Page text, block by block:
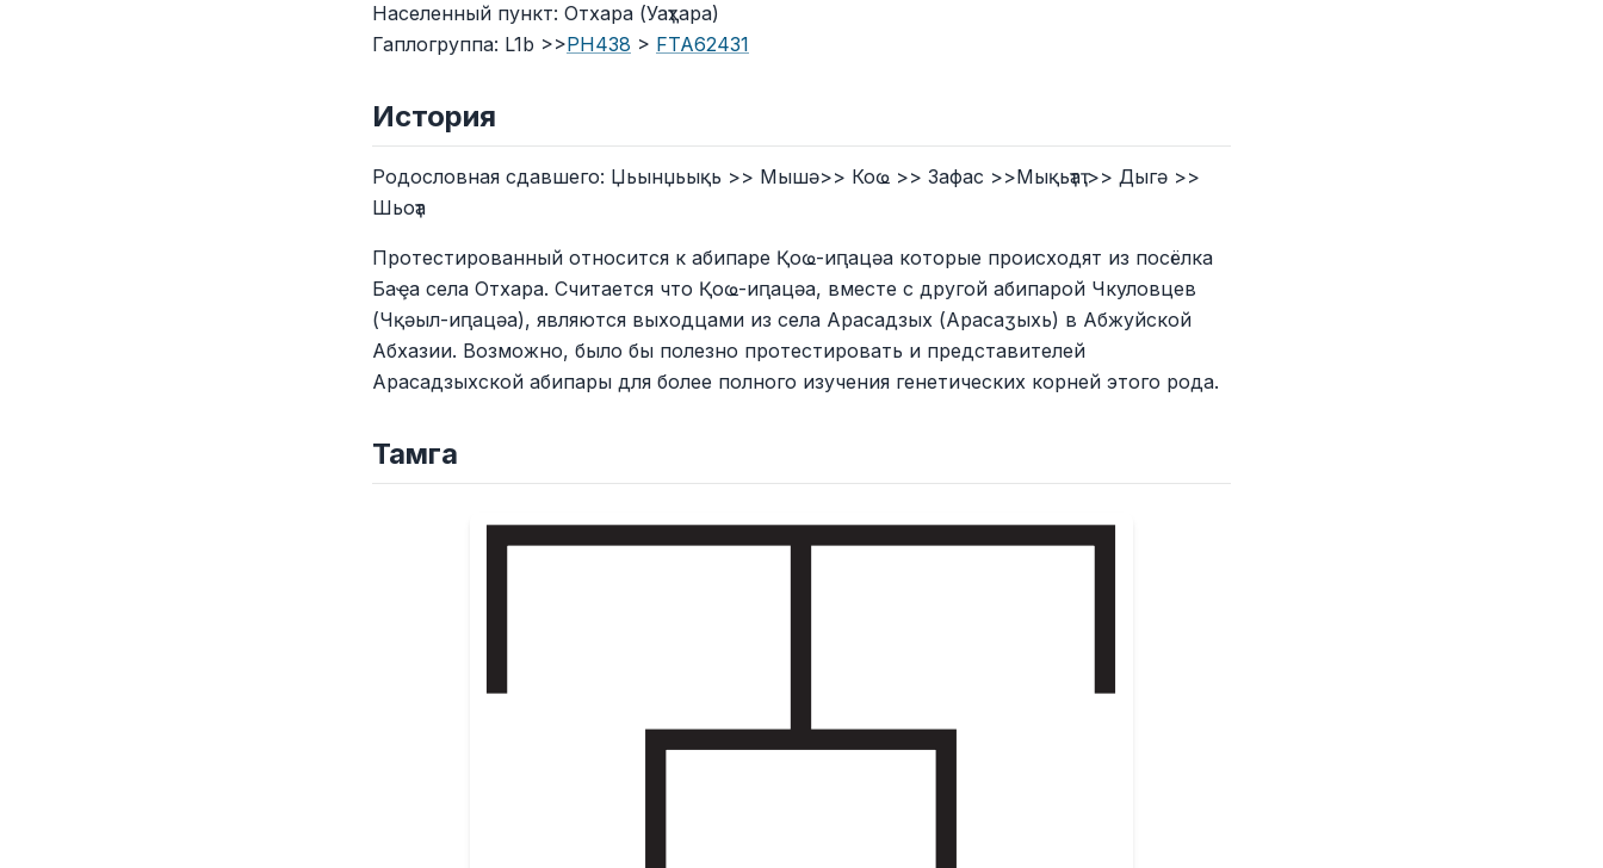
Населенный пункт: Отхара (Уаҭҳара)
Гаплогруппа: L1b >>PH438 > FTA62431
История
Родословная сдавшего: Џьынџьықь >> Мышә>> Коҩ >> Зафас >>Мықьҭаҭ >> Дыгә >>
Шьоҭа
Протестированный относится к абипаре Қоҩ-иԥацәа которые происходят из посёлка
Баҿа села Отхара. Считается что Қоҩ-иԥацәа, вместе с другой абипарой Чкуловцев
(Чқәыл-иԥацәа), являются выходцами из села Арасадзых (Арасаӡыхь) в Абжуйской
Абхазии. Возможно, было бы полезно протестировать и представителей
Арасадзыхской абипары для более полного изучения генетических корней этого рода.
Тамга